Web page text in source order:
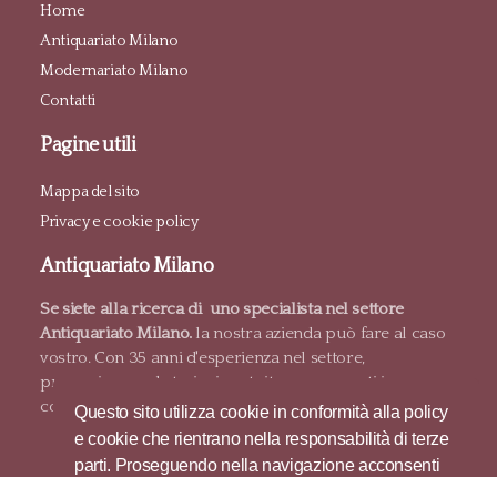
Questo sito utilizza cookie in conformità alla policy
e cookie che rientrano nella responsabilità di terze
parti. Proseguendo nella navigazione acconsenti
Home
Antiquariato Milano
Modernariato Milano
Contatti
Pagine utili
Mappa del sito
Privacy e cookie policy
Antiquariato Milano
Se siete alla ricerca di uno specialista nel settore
Antiquariato Milano.la nostra azienda può fare al caso
vostro. Con 35 anni d'esperienza nel settore,
proponiamo valutazioni gratuite e pagamenti in
contanti.